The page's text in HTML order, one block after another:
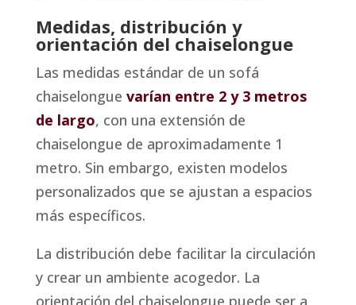
Medidas, distribución y
orientación del chaiselongue
Las medidas estándar de un sofá
chaiselongue varían entre 2 y 3 metros
de largo, con una extensión de
chaiselongue de aproximadamente 1
metro. Sin embargo, existen modelos
personalizados que se ajustan a espacios
más específicos.
La distribución debe facilitar la circulación
y crear un ambiente acogedor. La
orientación del chaiselongue puede ser a